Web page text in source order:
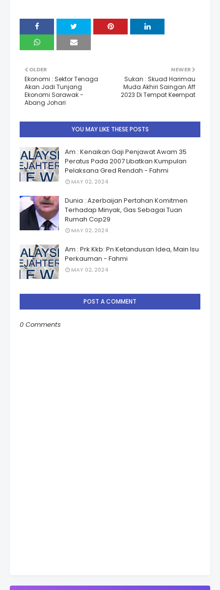
NEWER
Sukan : Skuad Harimau
Muda Akhiri Saingan Aff
2023 Di Tempat Keempat
OLDER
Ekonomi : Sektor Tenaga
Akan Jadi Tunjang
Ekonomi Sarawak -
Abang Johari
YOU MAY LIKE THESE POSTS
Am : Kenaikan Gaji Penjawat Awam 35
Peratus Pada 2007 Libatkan Kumpulan
Pelaksana Gred Rendah - Fahmi
MAY 02, 2024
Dunia : Azerbaijan Pertahan Komitmen
Terhadap Minyak, Gas Sebagai Tuan
Rumah Cop29
MAY 02, 2024
Am : Prk Kkb: Pn Ketandusan Idea, Main Isu
Perkauman - Fahmi
MAY 02, 2024
POST A COMMENT
0 Comments